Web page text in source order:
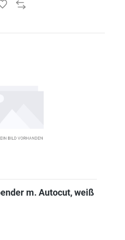
m. Autocut, weiß